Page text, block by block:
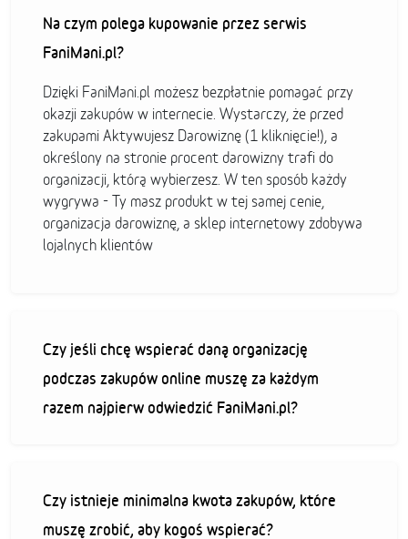
Na czym polega kupowanie przez serwis
FaniMani.pl?
Dzięki FaniMani.pl możesz bezpłatnie pomagać przy
okazji zakupów w internecie. Wystarczy, że przed
zakupami Aktywujesz Darowiznę (1 kliknięcie!), a
określony na stronie procent darowizny trafi do
organizacji, którą wybierzesz. W ten sposób każdy
wygrywa - Ty masz produkt w tej samej cenie,
organizacja darowiznę, a sklep internetowy zdobywa
lojalnych klientów
Czy jeśli chcę wspierać daną organizację
podczas zakupów online muszę za każdym
razem najpierw odwiedzić FaniMani.pl?
Czy istnieje minimalna kwota zakupów, które
muszę zrobić, aby kogoś wspierać?